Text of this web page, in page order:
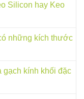
Silicon hay Keo
những kích thước
kính khối đặc